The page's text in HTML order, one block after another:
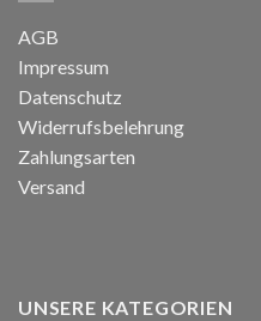
AGB
Impressum
Datenschutz
Widerrufsbelehrung
Zahlungsarten
Versand
UNSERE KATEGORIEN